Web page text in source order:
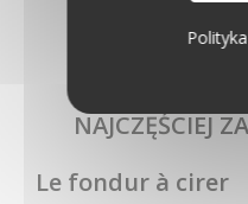
NAJCZĘŚCIEJ
Le fondur à cirer